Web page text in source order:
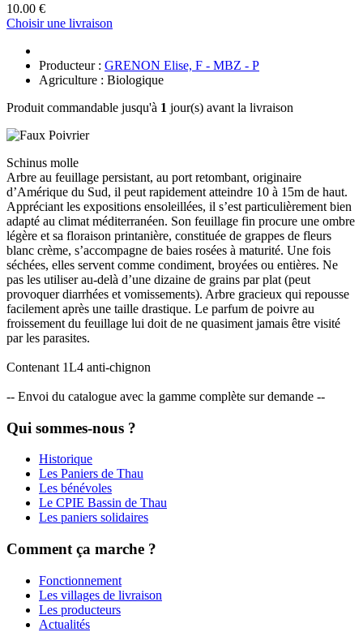
10.00 €
Choisir une livraison
Producteur : GRENON Elise, F - MBZ - P
Agriculture : Biologique
Produit commandable jusqu'à 1 jour(s) avant la livraison
Schinus molle
Arbre au feuillage persistant, au port retombant, originaire
d’Amérique du Sud, il peut rapidement atteindre 10 à 15m de haut.
Appréciant les expositions ensoleillées, il s’est particulièrement bien
adapté au climat méditerranéen. Son feuillage fin procure une ombre
légère et sa floraison printanière, constituée de grappes de fleurs
blanc crème, s’accompagne de baies rosées à maturité. Une fois
séchées, elles servent comme condiment, broyées ou entières. Ne
pas les utiliser au-delà d’une dizaine de grains par plat (peut
provoquer diarrhées et vomissements). Arbre gracieux qui repousse
facilement après une taille drastique. Le parfum de poivre au
froissement du feuillage lui doit de ne quasiment jamais être visité
par les parasites.
Contenant 1L4 anti-chignon
-- Envoi du catalogue avec la gamme complète sur demande --
Qui sommes-nous ?
Historique
Les Paniers de Thau
Les bénévoles
Le CPIE Bassin de Thau
Les paniers solidaires
Comment ça marche ?
Fonctionnement
Les villages de livraison
Les producteurs
Actualités